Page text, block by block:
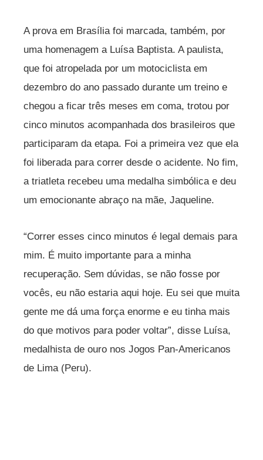
A prova em Brasília foi marcada, também, por
uma homenagem a Luísa Baptista. A paulista,
que foi atropelada por um motociclista em
dezembro do ano passado durante um treino e
chegou a ficar três meses em coma, trotou por
cinco minutos acompanhada dos brasileiros que
participaram da etapa. Foi a primeira vez que ela
foi liberada para correr desde o acidente. No fim,
a triatleta recebeu uma medalha simbólica e deu
um emocionante abraço na mãe, Jaqueline.
“Correr esses cinco minutos é legal demais para
mim. É muito importante para a minha
recuperação. Sem dúvidas, se não fosse por
vocês, eu não estaria aqui hoje. Eu sei que muita
gente me dá uma força enorme e eu tinha mais
do que motivos para poder voltar”, disse Luísa,
medalhista de ouro nos Jogos Pan-Americanos
de Lima (Peru).